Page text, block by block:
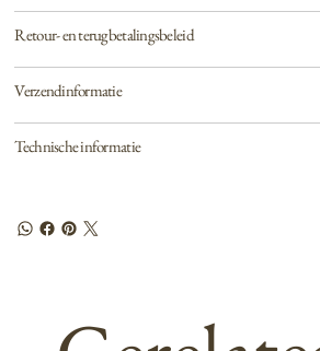
Retour- en terugbetalingsbeleid
Verzendinformatie
Technische informatie